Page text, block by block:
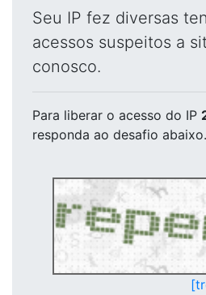
Seu IP fez diversas
acessos suspeitos a
conosco.
Para liberar o acesso do IP
responda ao desafio abaixo.